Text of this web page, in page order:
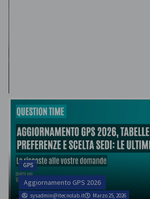
GPS
Aggiornamento GPS 2026
sysadmin@itecnolab.it Marzo 25, 2026